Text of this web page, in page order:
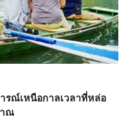
รณ์เหนือกาลเวลาที่หล่อ
ณ